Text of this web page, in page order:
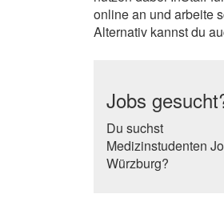
online an und arbeite
Alternativ kannst du
Jobs
Du suchst
Medizinstudenten
Würzburg?